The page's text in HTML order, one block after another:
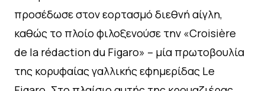
προσέδωσε στον εορτασμό διεθνή αίγλη,
καθώς το πλοίο φιλοξενούσε την «Croisière
de la rédaction du Figaro» – μία πρωτοβουλία
της κορυφαίας γαλλικής εφημερίδας Le